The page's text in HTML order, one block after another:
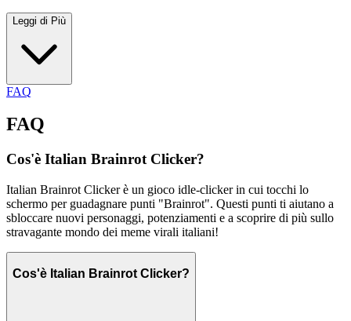
Leggi di Più
FAQ
FAQ
Cos'è Italian Brainrot Clicker?
Italian Brainrot Clicker è un gioco idle-clicker in cui tocchi lo
schermo per guadagnare punti "Brainrot". Questi punti ti aiutano a
sbloccare nuovi personaggi, potenziamenti e a scoprire di più sullo
stravagante mondo dei meme virali italiani!
Cos'è Italian Brainrot Clicker?